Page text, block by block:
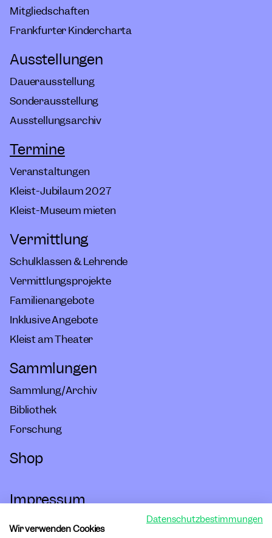
Mitgliedschaften
Frankfurter Kindercharta
Ausstellungen
Dauerausstellung
Sonderausstellung
Ausstellungsarchiv
Termine
Veranstaltungen
Kleist-Jubiläum 2027
Kleist-Museum mieten
Vermittlung
Schulklassen & Lehrende
Vermittlungsprojekte
Familienangebote
Inklusive Angebote
Kleist am Theater
Sammlungen
Sammlung/Archiv
Bibliothek
Forschung
Shop
Impressum
Hausordnung
Datenschutzbestimmungen
Wir verwenden Cookies